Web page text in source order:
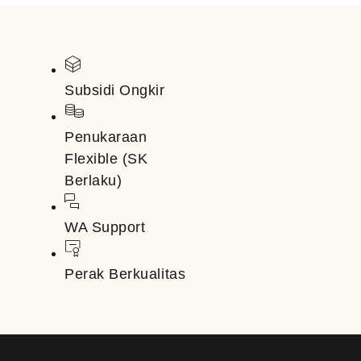
Subsidi Ongkir
Penukaraan
Flexible (SK
Berlaku)
WA Support
Perak Berkualitas